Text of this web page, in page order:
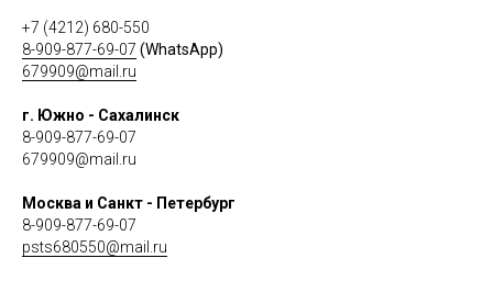
+7 (4212) 680-550
8-909-877-69-07 (WhatsApp)
679909@mail.ru
г. Южно - Сахалинск
8-909-877-69-07
679909@mail.ru
Москва и Санкт - Петербург
8-909-877-69-07
psts680550@mail.ru